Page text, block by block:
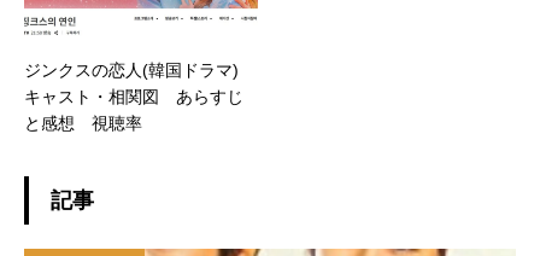
ジンクスの恋人(韓国ドラマ)
キャスト・相関図 あらすじ
と感想 視聴率
記事